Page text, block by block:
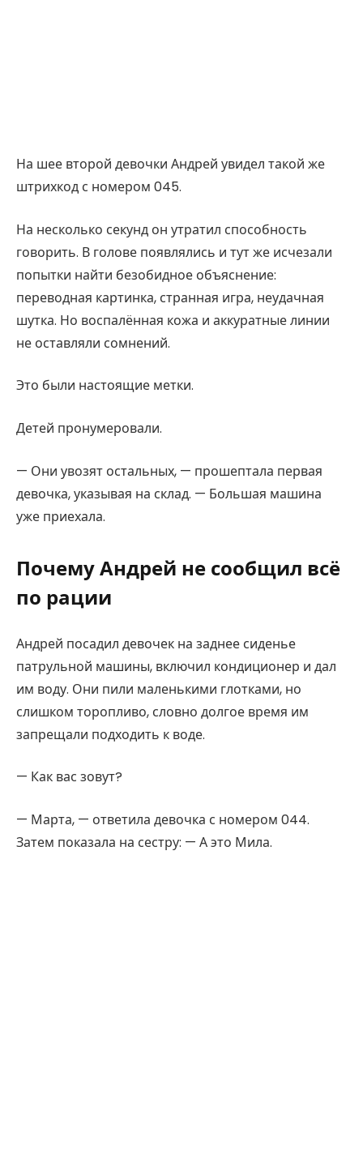
На шее второй девочки Андрей увидел такой же
штрихкод с номером 045.
На несколько секунд он утратил способность
говорить. В голове появлялись и тут же исчезали
попытки найти безобидное объяснение:
переводная картинка, странная игра, неудачная
шутка. Но воспалённая кожа и аккуратные линии
не оставляли сомнений.
Это были настоящие метки.
Детей пронумеровали.
— Они увозят остальных, — прошептала первая
девочка, указывая на склад. — Большая машина
уже приехала.
Почему Андрей не сообщил всё
по рации
Андрей посадил девочек на заднее сиденье
патрульной машины, включил кондиционер и дал
им воду. Они пили маленькими глотками, но
слишком торопливо, словно долгое время им
запрещали подходить к воде.
— Как вас зовут?
— Марта, — ответила девочка с номером 044.
Затем показала на сестру: — А это Мила.